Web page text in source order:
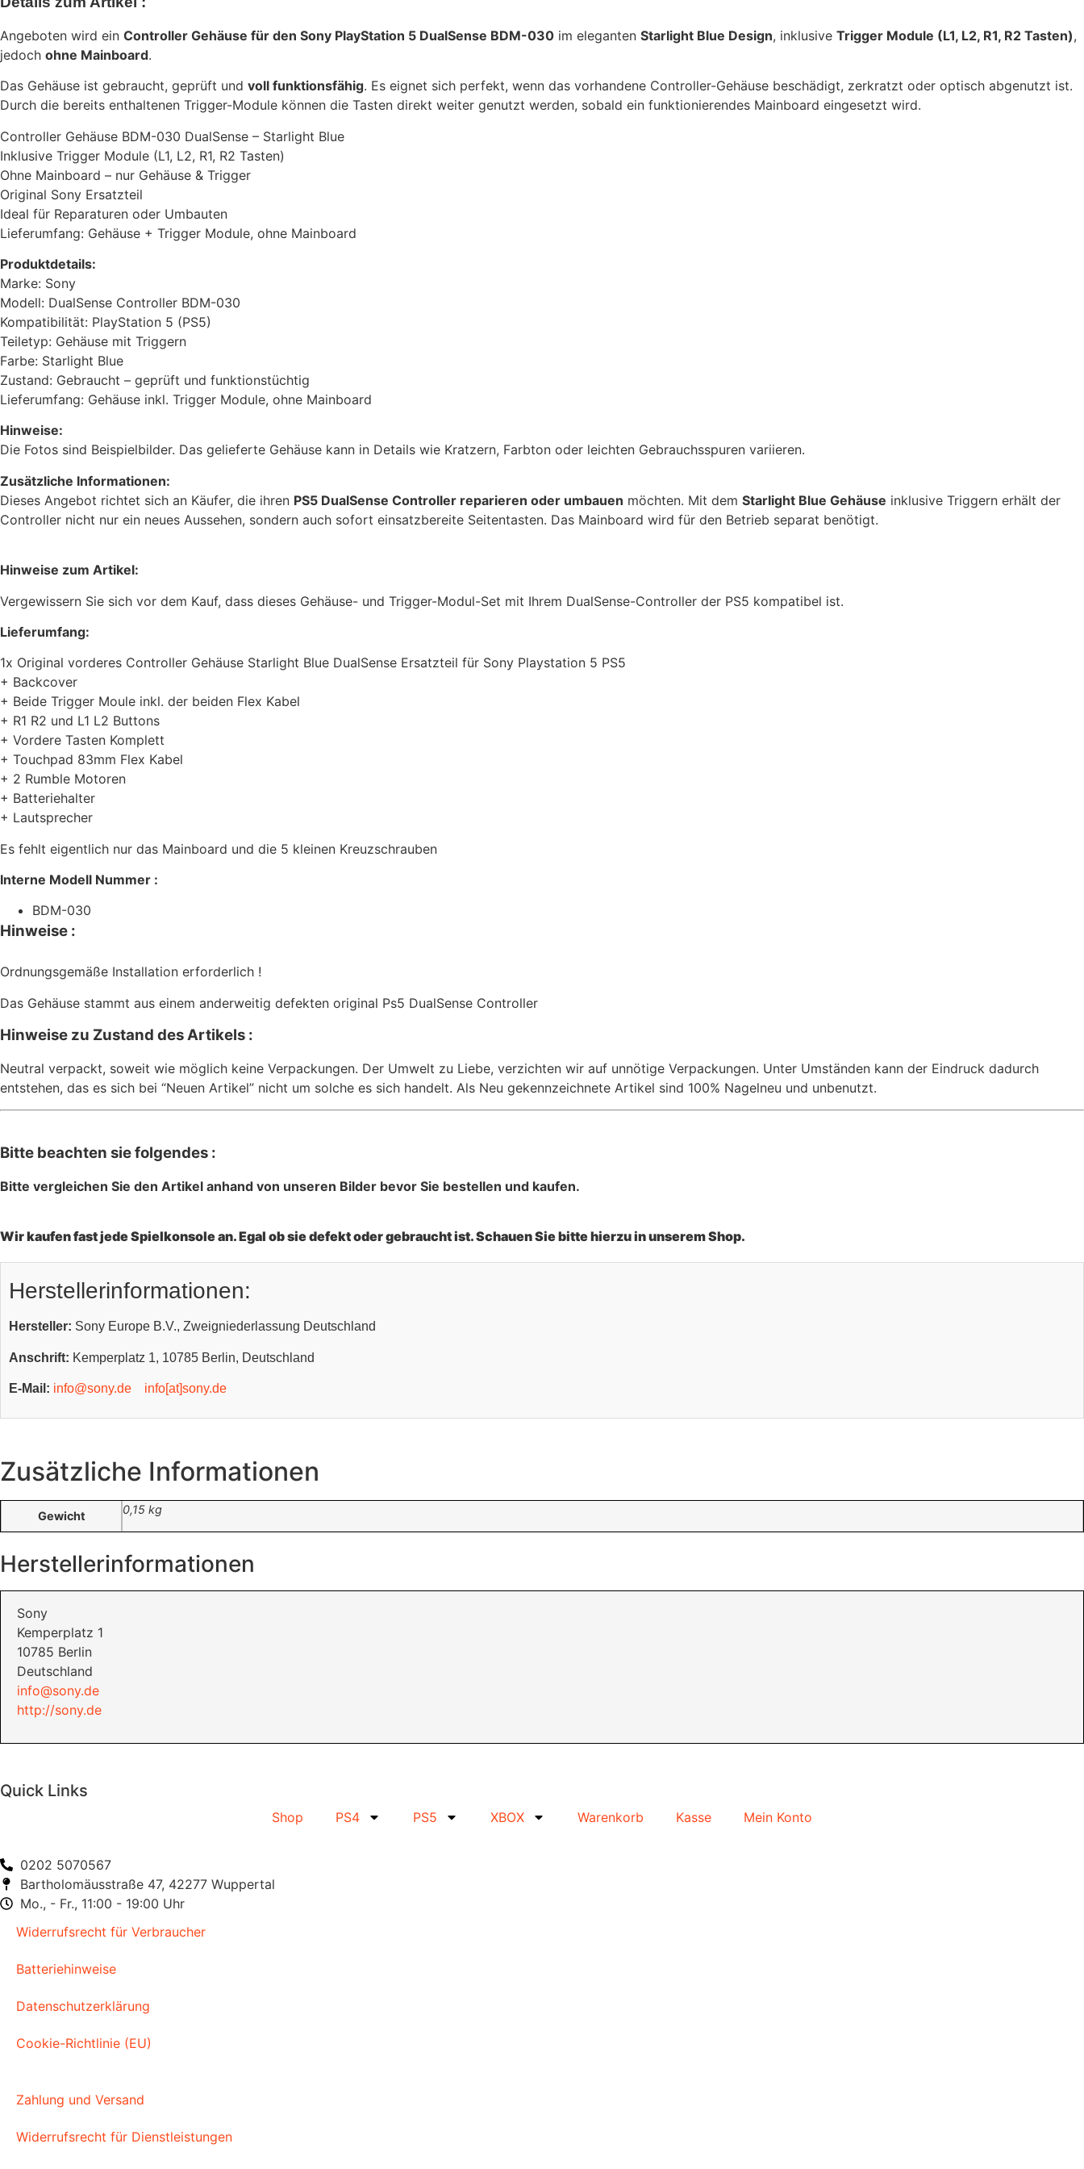
Angeboten wird ein Controller Gehäuse für den Sony PlayStation 5 DualSense BDM-030 im eleganten Starlight Blue Design, inklusive Trigger Module (L1, L2, R1, R2 Tasten),
jedoch ohne Mainboard.
Das Gehäuse ist gebraucht, geprüft und voll funktionsfähig. Es eignet sich perfekt, wenn das vorhandene Controller-Gehäuse beschädigt, zerkratzt oder optisch abgenutzt ist.
Durch die bereits enthaltenen Trigger-Module können die Tasten direkt weiter genutzt werden, sobald ein funktionierendes Mainboard eingesetzt wird.
Controller Gehäuse BDM-030 DualSense – Starlight Blue
Inklusive Trigger Module (L1, L2, R1, R2 Tasten)
Ohne Mainboard – nur Gehäuse & Trigger
Original Sony Ersatzteil
Ideal für Reparaturen oder Umbauten
Lieferumfang: Gehäuse + Trigger Module, ohne Mainboard
Produktdetails:
Marke: Sony
Modell: DualSense Controller BDM-030
Kompatibilität: PlayStation 5 (PS5)
Teiletyp: Gehäuse mit Triggern
Farbe: Starlight Blue
Zustand: Gebraucht – geprüft und funktionstüchtig
Lieferumfang: Gehäuse inkl. Trigger Module, ohne Mainboard
Hinweise:
Die Fotos sind Beispielbilder. Das gelieferte Gehäuse kann in Details wie Kratzern, Farbton oder leichten Gebrauchsspuren variieren.
Zusätzliche Informationen:
Dieses Angebot richtet sich an Käufer, die ihren PS5 DualSense Controller reparieren oder umbauen möchten. Mit dem Starlight Blue Gehäuse inklusive Triggern erhält der
Controller nicht nur ein neues Aussehen, sondern auch sofort einsatzbereite Seitentasten. Das Mainboard wird für den Betrieb separat benötigt.
Hinweise zum Artikel:
Vergewissern Sie sich vor dem Kauf, dass dieses Gehäuse- und Trigger-Modul-Set mit Ihrem DualSense-Controller der PS5 kompatibel ist.
Lieferumfang:
1x Original vorderes Controller Gehäuse Starlight Blue DualSense Ersatzteil für Sony Playstation 5 PS5
+ Backcover
+ Beide Trigger Moule inkl. der beiden Flex Kabel
+ R1 R2 und L1 L2 Buttons
+ Vordere Tasten Komplett
+ Touchpad 83mm Flex Kabel
+ 2 Rumble Motoren
+ Batteriehalter
+ Lautsprecher
Es fehlt eigentlich nur das Mainboard und die 5 kleinen Kreuzschrauben
Interne Modell Nummer :
BDM-030
Hinweise :
Ordnungsgemäße Installation erforderlich !
Das Gehäuse stammt aus einem anderweitig defekten original Ps5 DualSense Controller
Hinweise zu Zustand des Artikels :
Neutral verpackt, soweit wie möglich keine Verpackungen. Der Umwelt zu Liebe, verzichten wir auf unnötige Verpackungen. Unter Umständen kann der Eindruck dadurch
entstehen, das es sich bei “Neuen Artikel” nicht um solche es sich handelt. Als Neu gekennzeichnete Artikel sind 100% Nagelneu und unbenutzt.
Bitte beachten sie folgendes :
Bitte vergleichen Sie den Artikel anhand von unseren Bilder bevor Sie bestellen und kaufen.
Wir kaufen fast jede Spielkonsole an. Egal ob sie defekt oder gebraucht ist. Schauen Sie bitte hierzu in unserem Shop.
Herstellerinformationen:
Hersteller: Sony Europe B.V., Zweigniederlassung Deutschland
Anschrift: Kemperplatz 1, 10785 Berlin, Deutschland
E-Mail: info@sony.de info[at]sony.de
Zusätzliche Informationen
Gewicht 0,15 kg
Herstellerinformationen
Sony
Kemperplatz 1
10785 Berlin
Deutschland
info@sony.de
http://sony.de
Quick Links
Shop PS4 PS5 XBOX Warenkorb Kasse Mein Konto
0202 5070567
Bartholomäusstraße 47, 42277 Wuppertal
Mo., - Fr., 11:00 - 19:00 Uhr
Widerrufsrecht für Verbraucher
Batteriehinweise
Datenschutzerklärung
Cookie-Richtlinie (EU)
Zahlung und Versand
Widerrufsrecht für Dienstleistungen